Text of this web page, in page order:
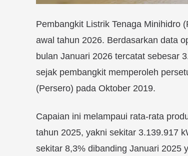
Pembangkit Listrik Tenaga Minihidro
awal tahun 2026. Berdasarkan data
bulan Januari 2026 tercatat sebesar
sejak pembangkit memperoleh
(Persero) pada Oktober 2019.
Capaian ini melampaui rata‑rata
tahun 2025, yakni sekitar 3.139.917
sekitar 8,3% dibanding Januari 2025